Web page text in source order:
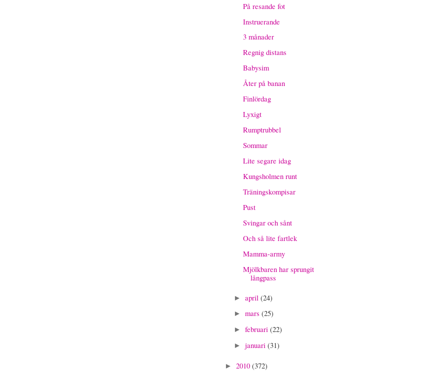
På resande fot
Instruerande
3 månader
Regnig distans
Babysim
Åter på banan
Finlördag
Lyxigt
Rumptrubbel
Sommar
Lite segare idag
Kungsholmen runt
Träningskompisar
Pust
Svingar och sånt
Och så lite fartlek
Mamma-army
Mjölkbaren har sprungit
långpass
► april (24)
► mars (25)
► februari (22)
► januari (31)
► 2010 (372)